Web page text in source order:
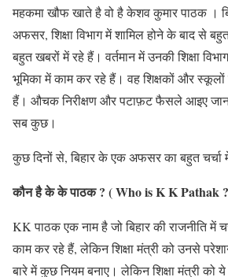
महकमा खौफ खाते है वो है केशव कुमार पाठक ।
अफसर, शिक्षा विभाग में शामिल होने के बाद से
बहुत खबरों में रहे हैं। वर्तमान में उनकी शिक्षा
भूमिका में काम कर रहे हैं। वह शिक्षकों और स्कूलों
हैं। औचक निरीक्षण और पटाफ़ट फैसले आइए
सब कुछ।
कुछ दिनों से, बिहार के एक अफसर का बहुत चर्चा
कौन है के के पाठक ? ( Who is K K Pathak
KK पाठक एक नाम है जो बिहार की राजनीति में
काम कर रहे हैं, लेकिन शिक्षा मंत्री को उनसे
बारे में कुछ नियम बनाए। लेकिन शिक्षा मंत्री